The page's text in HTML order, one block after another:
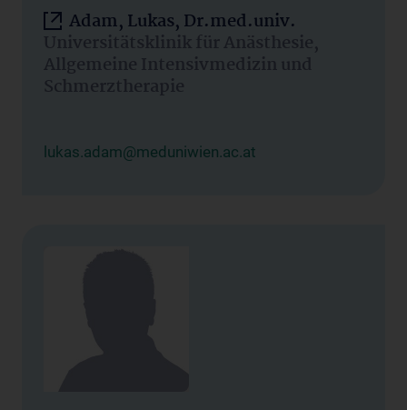
Adam, Lukas, Dr.med.univ.
Universitätsklinik für Anästhesie,
Allgemeine Intensivmedizin und
Schmerztherapie
lukas.adam@meduniwien.ac.at